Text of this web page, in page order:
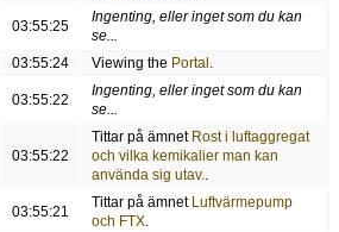
03:55:25
Ingenting, eller inget som du kan
se...
03:55:24 Viewing the Portal .
03:55:22
Ingenting, eller inget som du kan
se...
03:55:22
Tittar på ämnet Rost i luftaggregat
och vilka kemikalier man kan
använda sig utav..
03:55:21
Tittar på ämnet Luftvärmepump
och FTX.